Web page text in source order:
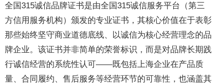
全国315诚信品牌证书是由全国315诚信服务平台（第三
方信用服务机构）颁发的专业证书，其核心价值在于表彰
那些始终坚守商业道德底线、以诚信为核心经营理念的品
牌企业。该证书并非简单的荣誉标识，而是对品牌长期践
行诚信经营的系统性认可——既包括上海企业在产品质
量、合同履约、售后服务等经营环节的可靠性，也涵盖其